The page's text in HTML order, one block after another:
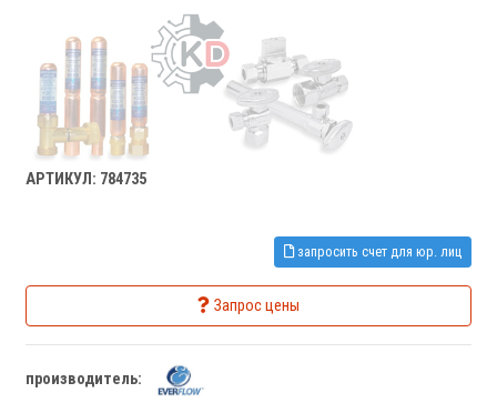
АРТИКУЛ: 784735
запросить счет для юр. лиц
Запрос цены
производитель: